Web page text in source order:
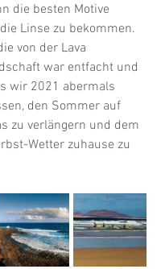
die besten Motive
Linse zu bekommen.
von der Lava
war entfacht und
wir 2021 abermals
den Sommer auf
zu verlängern und dem
Wetter zuhause zu